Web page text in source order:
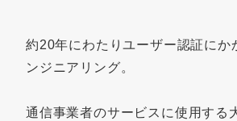
約20年にわたりユーザー認証に
ンジニアリング。
通信事業者のサービスに使用する